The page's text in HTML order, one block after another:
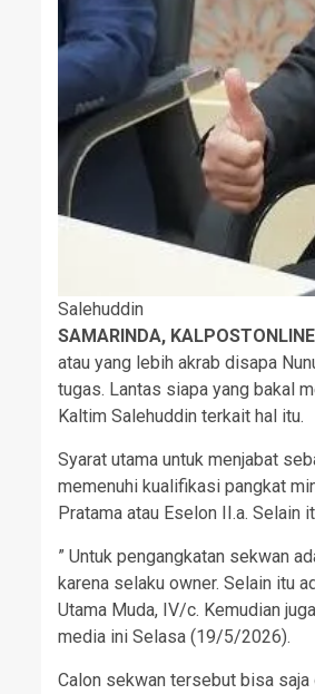
Salehuddin
SAMARINDA,
atau yang lebih akrab disapa
tugas. Lantas siapa yang bakal
Kaltim Salehuddin terkait hal itu.
Syarat utama untuk menjabat
memenuhi kualifikasi pangkat
Pratama atau Eselon II.a. Selain
” Untuk pengangkatan sekwan
karena selaku owner. Selain itu
Utama Muda, IV/c. Kemudian
media ini Selasa (19/5/2026).
Calon sekwan tersebut bisa